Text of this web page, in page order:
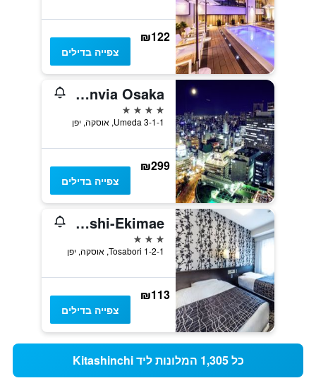
₪122
צפייה בדילים
Hotel Granvia Osaka
4 כוכבים
3-1-1 Umeda, אוסקה, יפן
₪299
צפייה בדילים
Apa Hotel Osaka-Higobashi-Ekimae
3 כוכבים
1-2-1 Tosabori, אוסקה, יפן
₪113
צפייה בדילים
כל 1,305 המלונות ליד Kitashinchi